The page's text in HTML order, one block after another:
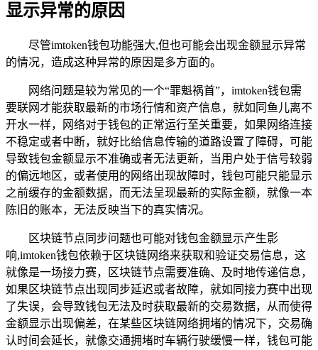
显示异常的原因
尽管imtoken钱包功能强大,但也可能会出现金额显示异常
的情况，造成这种异常的原因是多方面的。
网络问题是较为常见的一个“罪魁祸首”，imtoken钱包需
要联网才能获取最新的市场行情和资产信息，就如同鱼儿离不
开水一样，网络对于钱包的正常运行至关重要，如果网络连接
不稳定或者中断，就好比给信息传输的道路设置了障碍，可能
导致钱包金额显示不准确或者无法更新，当用户处于信号较弱
的偏远地区，或者使用的网络出现故障时，钱包可能只能显示
之前缓存的金额数据，而无法呈现最新的实际金额，就像一本
陈旧的账本，无法反映当下的真实情况。
区块链节点同步问题也可能对钱包金额显示产生影
响,imtoken钱包依赖于区块链网络来获取和验证交易信息，这
就像是一场接力赛，区块链节点需要准确、及时地传递信息，
如果区块链节点出现同步延迟或者故障，就如同接力赛中出现
了失误，会导致钱包无法及时获取最新的交易数据，从而使得
金额显示出现偏差，在某些区块链网络拥堵的情况下，交易确
认时间会延长，就像交通拥堵时车辆行驶缓慢一样，钱包可能